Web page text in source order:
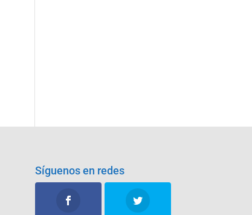
Síguenos en redes